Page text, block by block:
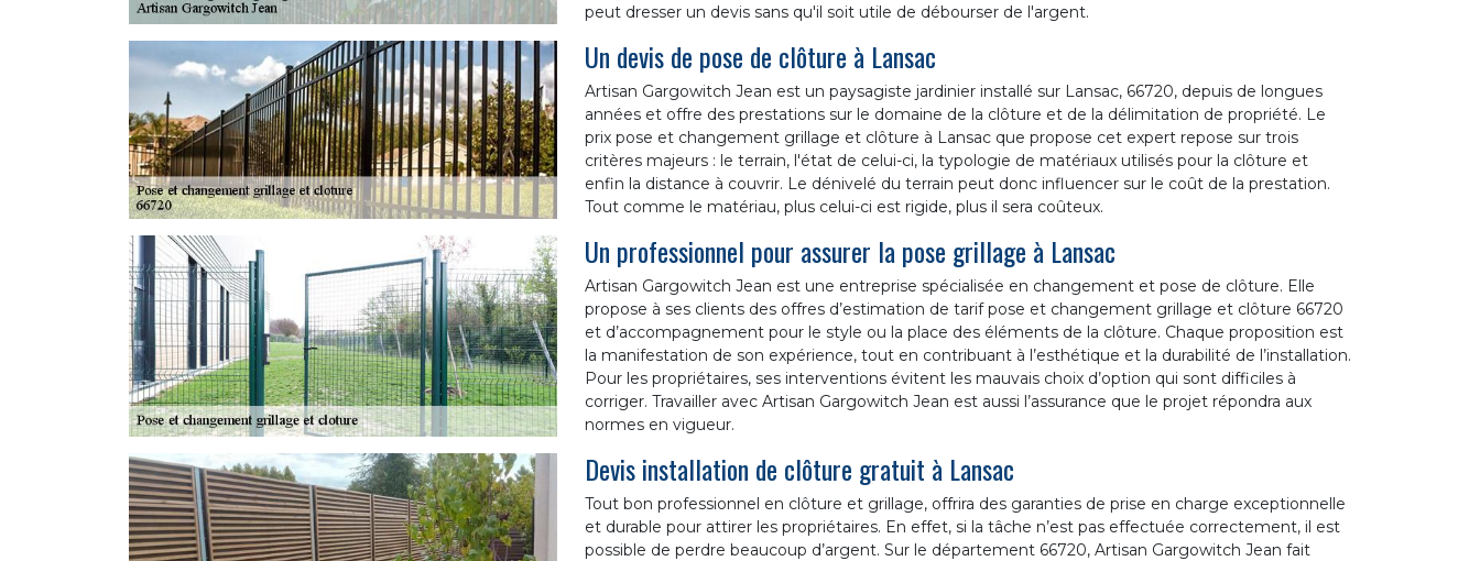
peut dresser un devis sans qu'il soit utile de débourser de l'argent.
Un devis de pose de clôture à Lansac
Artisan Gargowitch Jean est un paysagiste jardinier installé sur Lansac, 66720, depuis de longues
années et offre des prestations sur le domaine de la clôture et de la délimitation de propriété. Le
prix pose et changement grillage et clôture à Lansac que propose cet expert repose sur trois
critères majeurs : le terrain, l'état de celui-ci, la typologie de matériaux utilisés pour la clôture et
enfin la distance à couvrir. Le dénivelé du terrain peut donc influencer sur le coût de la prestation.
Tout comme le matériau, plus celui-ci est rigide, plus il sera coûteux.
Un professionnel pour assurer la pose grillage à Lansac
Artisan Gargowitch Jean est une entreprise spécialisée en changement et pose de clôture. Elle
propose à ses clients des offres d’estimation de tarif pose et changement grillage et clôture 66720
et d’accompagnement pour le style ou la place des éléments de la clôture. Chaque proposition est
la manifestation de son expérience, tout en contribuant à l’esthétique et la durabilité de l’installation.
Pour les propriétaires, ses interventions évitent les mauvais choix d’option qui sont difficiles à
corriger. Travailler avec Artisan Gargowitch Jean est aussi l’assurance que le projet répondra aux
normes en vigueur.
Devis installation de clôture gratuit à Lansac
Tout bon professionnel en clôture et grillage, offrira des garanties de prise en charge exceptionnelle
et durable pour attirer les propriétaires. En effet, si la tâche n’est pas effectuée correctement, il est
possible de perdre beaucoup d’argent. Sur le département 66720, Artisan Gargowitch Jean fait